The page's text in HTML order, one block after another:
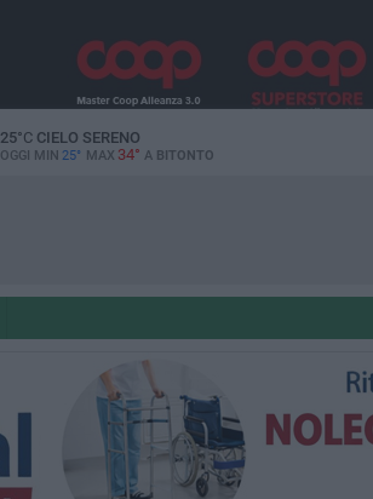
25°CCIELO SERENO
OGGI MIN 25° MAX 34° A BITONTO